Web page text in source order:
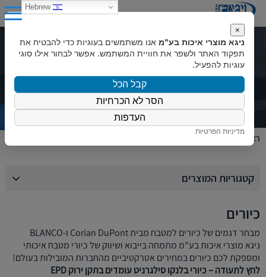
קטלוג מוצרים
ראשי
קטגוריות המוצרים
כיורים
מבחר דגמים של כיורים למטבח מבית Corian DuPont ו-BLANCO
ניגא מוצרי איכות בע”מ מתמחה בייבוא ושיווק של כיורי מטבח איכותי
ומספקת לכם כיורים במחירים אטרקטיביים מהחברות המובילות בעולם!
לחץ לתעודה – כיורי בלנקו סילגרניט עומדים בתקן ירוקEPD
×
ניגא מוצרי איכות בע"מ אנו משתמשים בעוגיות כדי להבטיח את
תפקוד האתר ולשפר את חוויית המשתמש. אפשר לבחור אילו סוגי
עוגיות להפעיל.
קבל הכל
הסר לא הכרחיות
העדפות
מדיניות הפרטיות
Hebrew